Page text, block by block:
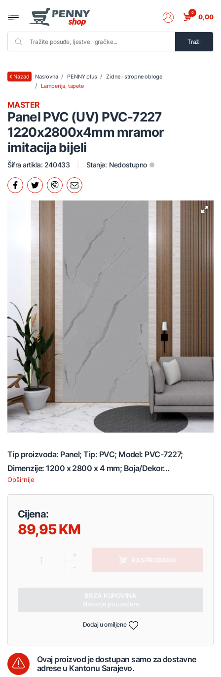
Traži
0 0,00
Nazad Naslovna PENNY plus
Zidne i stropne obloge
Lamperija, tapete
Panel PVC (UV) PVC-7227
1220x2800x4mm mramor
imitacija bijeli
MASTER
Šifra artikla: 240433 Stanje: Nedostupno
Tip proizvoda: Panel; Tip: PVC; Model: PVC-7227;
Dimenzije: 1200 x 2800 x 4 mm; Boja/Dekor...
Opširnije
Cijena:
89,95
RASPRODANO
Dodaj u omiljene
Ovaj proizvod je dostupan samo za dostavne
adrese u Kantonu Sarajevo.